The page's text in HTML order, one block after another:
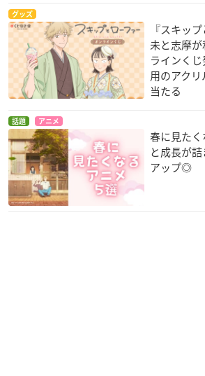
グッズ
『スキッ
未と志摩
ラインく
用のアク
当たる
話題 アニメ
春に見た
と成長が
アップ◎